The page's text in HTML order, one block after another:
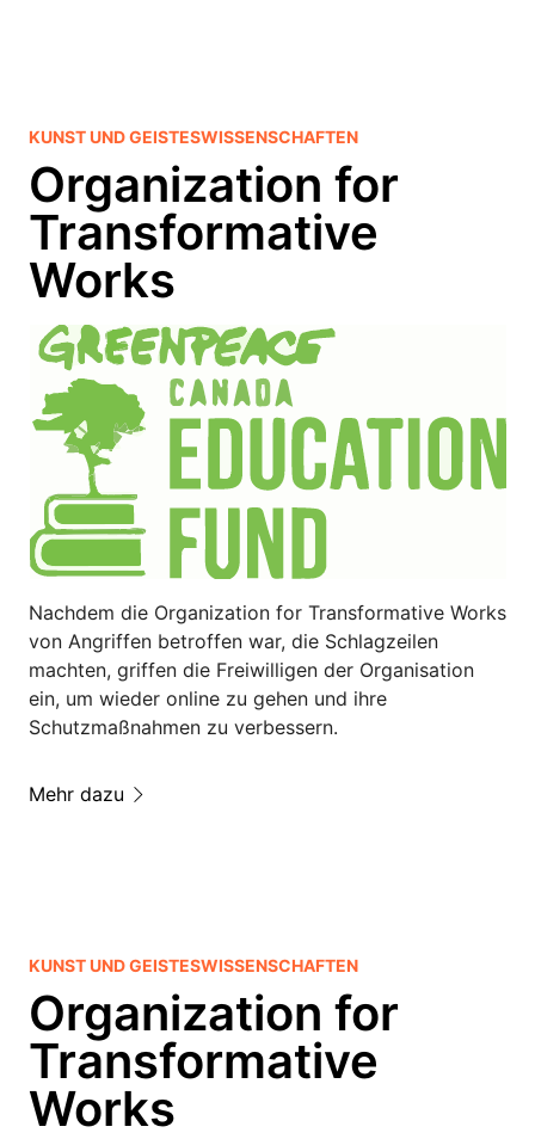
KUNST UND GEISTESWISSENSCHAFTEN
Organization for
Transformative
Works
Nachdem die Organization for Transformative Works
von Angriffen betroffen war, die Schlagzeilen
machten, griffen die Freiwilligen der Organisation
ein, um wieder online zu gehen und ihre
Schutzmaßnahmen zu verbessern.
Mehr dazu
KUNST UND GEISTESWISSENSCHAFTEN
Organization for
Transformative
Works